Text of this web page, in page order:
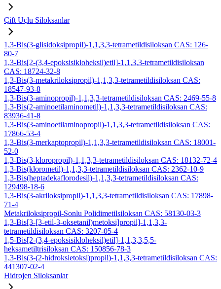
Çift Uçlu Siloksanlar
1,3-Bis(3-glisidoksipropil)-1,1,3,3-tetrametildisiloksan CAS: 126-
80-7
1,3-Bis[2-(3,4-epoksisikloheksil)etil]-1,1,3,3-tetrametildisiloksan
CAS: 18724-32-8
1,3-Bis(3-metakriloksipropil)-1,1,3,3-tetrametildisiloksan CAS:
18547-93-8
1,3-Bis(3-aminopropil)-1,1,3,3-tetrametildisiloksan CAS: 2469-55-8
1,3-Bis(2-aminoetilaminometil)-1,1,3,3-tetrametildisiloksan CAS:
83936-41-8
1,3-Bis(3-aminoetilaminopropil)-1,1,3,3-tetrametildisiloksan CAS:
17866-53-4
1,3-Bis(3-merkaptopropil)-1,1,3,3-tetrametildisiloksan CAS: 18001-
52-0
1,3-Bis(3-kloropropil)-1,1,3,3-tetrametildisiloksan CAS: 18132-72-4
1,3-Bis(klorometil)-1,1,3,3-tetrametildisiloksan CAS: 2362-10-9
1,3-Bis(heptadekaflorodesil)-1,1,3,3-tetrametildisiloksan CAS:
129498-18-6
1,3-Bis(3-akriloksipropil)-1,1,3,3-tetrametildisiloksan CAS: 17898-
71-4
Metakriloksipropil-Sonlu Polidimetilsiloksan CAS: 58130-03-3
1,3-Bis[3-[3-etil-3-oksetanil)metoksi]propil]-1,1,3,3-
tetrametildisiloksan CAS: 3207-05-4
1,5-Bis[2-(3,4-epoksisikloheksil)etil]-1,1,3,3,5,5-
heksametiltrisiloksan CAS: 150856-78-3
1,3-Bis(3-(2-hidroksietoksi)propil)-1,1,3,3-tetrametildisiloksan CAS:
441307-02-4
Hidrojen Siloksanlar